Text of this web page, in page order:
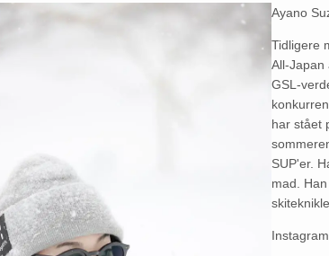
Ayano
Tidligere
All-Japan
GSL-
har stået
SUP'er.
mad.